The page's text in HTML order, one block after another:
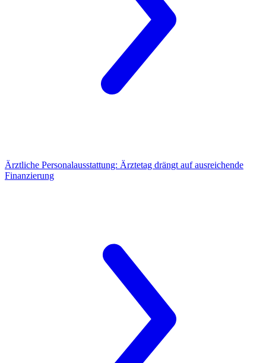
Ärztliche Personalausstattung: Ärztetag drängt auf ausreichende
Finanzierung